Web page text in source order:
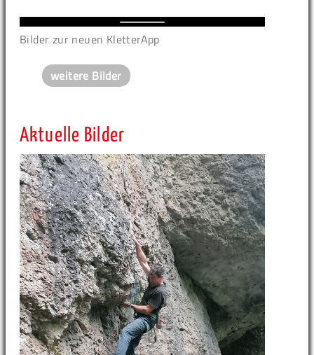
Bilder zur neuen KletterApp
weitere Bilder
Aktuelle Bilder